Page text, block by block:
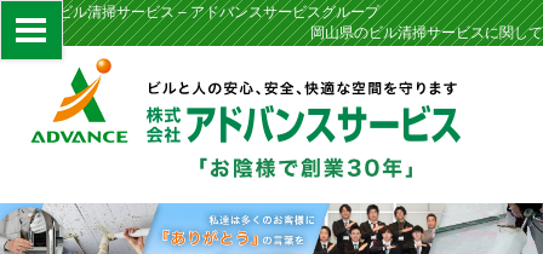
岡山県のビル清掃サービス – アドバンスサービスグループ
岡山県のビル清掃サービスに関して